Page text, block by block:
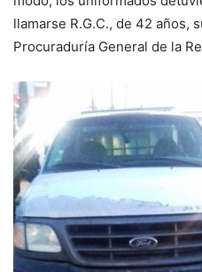
llamarse R.G.C., de 42 años,
Procuraduría General de la